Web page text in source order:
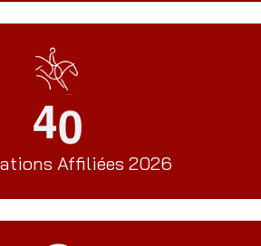
40
Affiliées 2026